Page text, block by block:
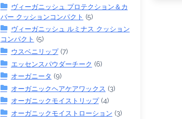
ヴィーガニッシュ プロテクション＆カ
バー クッションコンパクト (5)
ヴィーガニッシュ ルミナス クッション
コンパクト (5)
ウスベニリップ(7)
エッセンスパウダーチーク (6)
オーガニータ (9)
オーガニックヘアケアワックス (3)
オーガニックモイストリップ(4)
オーガニックモイストローション (3)